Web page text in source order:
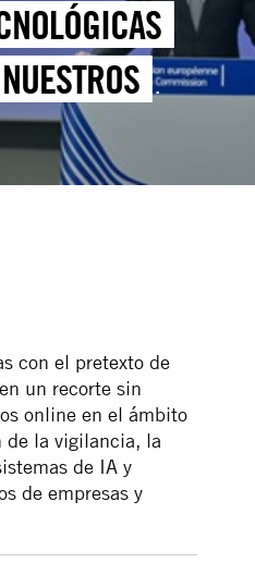
ALIMENTAR
ARTIFICIAL
con el pretexto de
un recorte sin
online en el ámbito
de la vigilancia, la
de IA y
de empresas y